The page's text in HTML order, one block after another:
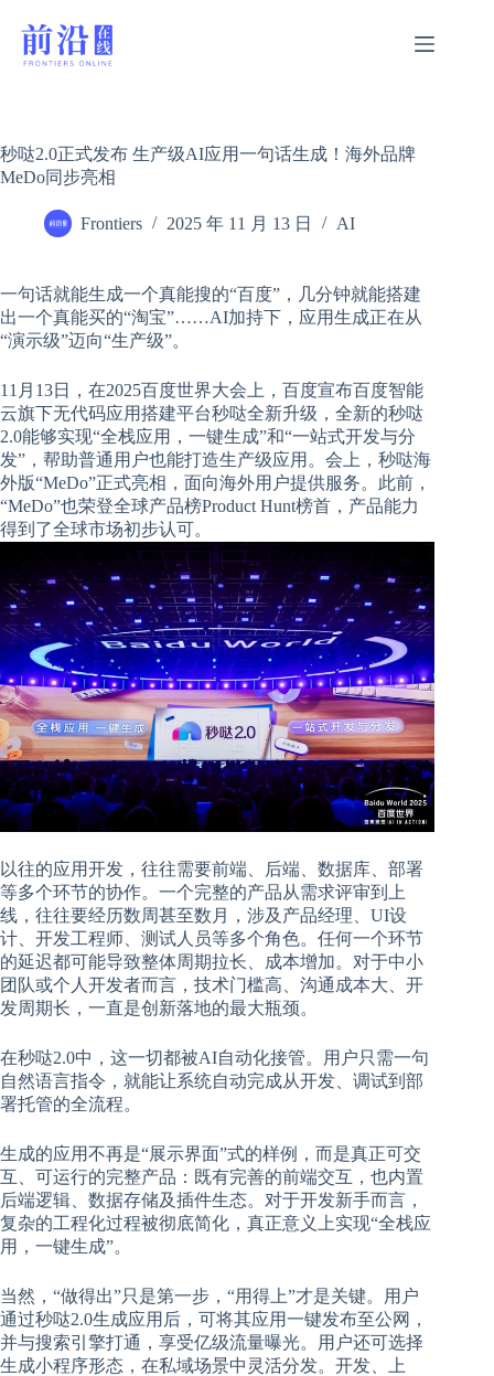
秒哒2.0正式发布 生产级AI应用一句话生成！海外品牌
MeDo同步亮相
Frontiers 2025 年 11 月 13 日 AI
一句话就能生成一个真能搜的“百度”，几分钟就能搭建
出一个真能买的“淘宝”……AI加持下，应用生成正在从
“演示级”迈向“生产级”。
11月13日，在2025百度世界大会上，百度宣布百度智能
云旗下无代码应用搭建平台秒哒全新升级，全新的秒哒
2.0能够实现“全栈应用，一键生成”和“一站式开发与分
发”，帮助普通用户也能打造生产级应用。会上，秒哒海
外版“MeDo”正式亮相，面向海外用户提供服务。此前，
“MeDo”也荣登全球产品榜Product Hunt榜首，产品能力
得到了全球市场初步认可。
以往的应用开发，往往需要前端、后端、数据库、部署
等多个环节的协作。一个完整的产品从需求评审到上
线，往往要经历数周甚至数月，涉及产品经理、UI设
计、开发工程师、测试人员等多个角色。任何一个环节
的延迟都可能导致整体周期拉长、成本增加。对于中小
团队或个人开发者而言，技术门槛高、沟通成本大、开
发周期长，一直是创新落地的最大瓶颈。
在秒哒2.0中，这一切都被AI自动化接管。用户只需一句
自然语言指令，就能让系统自动完成从开发、调试到部
署托管的全流程。
生成的应用不再是“展示界面”式的样例，而是真正可交
互、可运行的完整产品：既有完善的前端交互，也内置
后端逻辑、数据存储及插件生态。对于开发新手而言，
复杂的工程化过程被彻底简化，真正意义上实现“全栈应
用，一键生成”。
当然，“做得出”只是第一步，“用得上”才是关键。用户
通过秒哒2.0生成应用后，可将其应用一键发布至公网，
并与搜索引擎打通，享受亿级流量曝光。用户还可选择
生成小程序形态，在私域场景中灵活分发。开发、上